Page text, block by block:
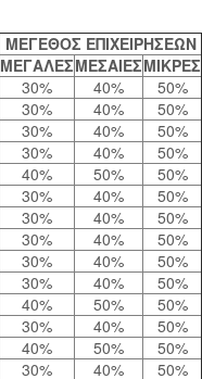
ΜΕΓΕΘΟΣ ΕΠΙΧΕΙΡΗΣΕΩΝ
ΜΕΓΑΛΕΣΜΕΣΑΙΕΣΜΙΚΡΕΣ
30% 40%
50%
30% 40%
50%
30% 40%
50%
30% 40%
50%
40% 50%
50%
30% 40%
50%
30% 40%
50%
30% 40%
50%
30% 40%
50%
30% 40%
50%
40% 50%
50%
30% 40%
50%
40% 50%
50%
30% 40%
50%